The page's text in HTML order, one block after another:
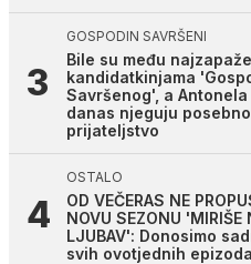
GOSPODIN SAVRŠENI
Bile su među
kandidatkinjama
Savršenog', a
danas njeguju posebno
prijateljstvo
OSTALO
OD VEČERAS NE
NOVU SEZONU 'MIRIŠE
LJUBAV': Donosimo
svih ovotjednih